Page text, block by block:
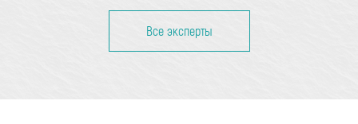
Все эксперты